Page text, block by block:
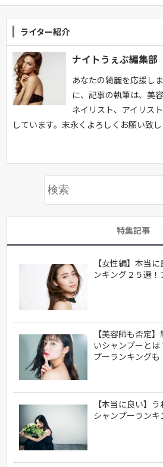
ライター紹介
ナイトうぇぶ編集部
あなたの綺麗を応援し
に、記事の執筆は、美
ネイリスト、アイリス
しています。末永くよろしくお願い致
特集記事
【女性編】本当
ンキング２５選
【美容師も否定
いシャンプーと
プーランキングも
【本当に良い】
シャンプーランキ